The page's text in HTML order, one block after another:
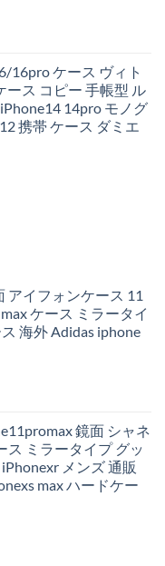
16pro ケース ヴィト
ース コピー 手帳型 ル
14pro モノグ
携帯 ケース ダミエ
アイフォンケース 11
ケース ミラータイ
海外 Adidas iphone
鏡面 シャネ
ス ミラータイプ グッ
メンズ 通販
max ハードケー